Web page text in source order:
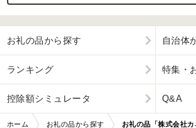
お礼の品から探す 自治体
ランキング 特集・
控除額シミュレータ Q&A
ホーム お礼の品から探す お礼の品「株式会社カ